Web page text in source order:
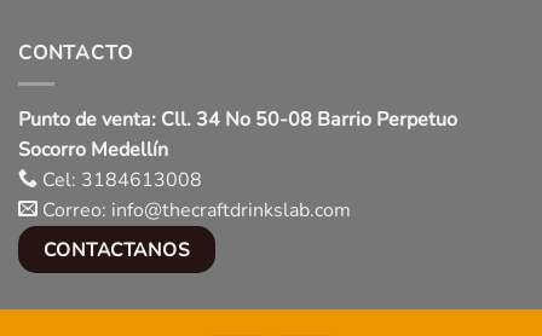
CONTACTO
Punto de venta: Cll. 34 No 50-08 Barrio Perpetuo
Socorro Medellín
Cel: 3184613008
Correo: info@thecraftdrinkslab.com
CONTACTANOS